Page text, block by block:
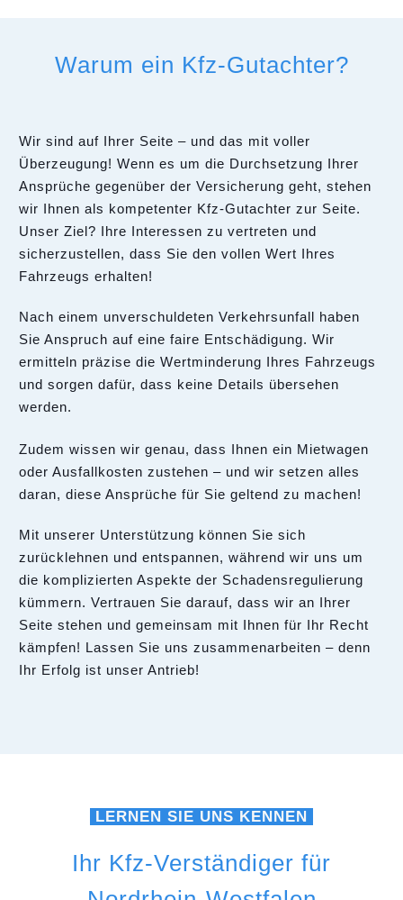
Warum ein Kfz-Gutachter?
Wir sind auf Ihrer Seite – und das mit voller
Überzeugung! Wenn es um die Durchsetzung Ihrer
Ansprüche gegenüber der Versicherung geht, stehen
wir Ihnen als kompetenter Kfz-Gutachter zur Seite.
Unser Ziel? Ihre Interessen zu vertreten und
sicherzustellen, dass Sie den vollen Wert Ihres
Fahrzeugs erhalten!
Nach einem unverschuldeten Verkehrsunfall haben
Sie Anspruch auf eine faire Entschädigung. Wir
ermitteln präzise die Wertminderung Ihres Fahrzeugs
und sorgen dafür, dass keine Details übersehen
werden.
Zudem wissen wir genau, dass Ihnen ein Mietwagen
oder Ausfallkosten zustehen – und wir setzen alles
daran, diese Ansprüche für Sie geltend zu machen!
Mit unserer Unterstützung können Sie sich
zurücklehnen und entspannen, während wir uns um
die komplizierten Aspekte der Schadensregulierung
kümmern. Vertrauen Sie darauf, dass wir an Ihrer
Seite stehen und gemeinsam mit Ihnen für Ihr Recht
kämpfen! Lassen Sie uns zusammenarbeiten – denn
Ihr Erfolg ist unser Antrieb!
LERNEN SIE UNS KENNEN
Ihr Kfz-Verständiger für